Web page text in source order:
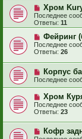
Хром
Последнее
Ответы: 11
Фейринг
Последнее
Ответы: 26
Корпус
Последнее
Хром
Последнее
Ответы: 23
Кофр